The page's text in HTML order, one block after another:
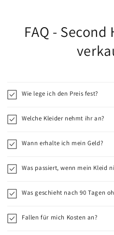
FAQ -
Wie lege ich den Preis fest?
Welche Kleider nehmt ihr an?
Wann erhalte ich mein Geld?
Was passiert, wenn mein Kleid
Was geschieht nach 90 Tagen
Fallen für mich Kosten an?